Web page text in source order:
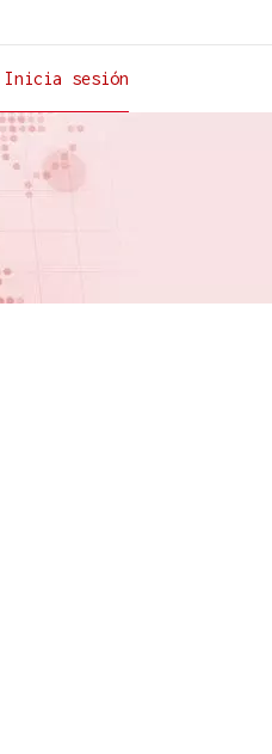
Inicia sesión